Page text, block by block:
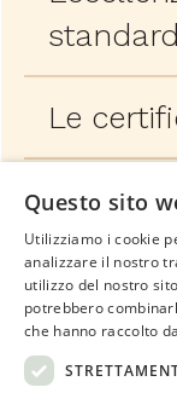
standard
Le
Questo sito
Utilizziamo i cookie
analizzare il nostro
utilizzo del nostro
potrebbero
che hanno raccolto